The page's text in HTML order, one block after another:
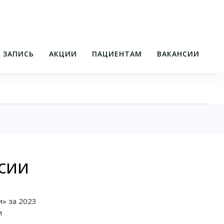
АКЦИИ ПАЦИЕНТАМ ВАКАНСИИ
за 2023